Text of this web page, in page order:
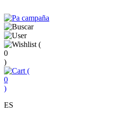
(
0
)
(
0
)
ES